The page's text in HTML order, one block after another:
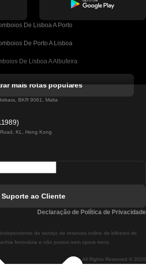
De Lisboa A Porto
De Porto A Lisboa
De Lisboa A Albufeira
De Lisboa A Lagos
De Lisboa A Madrid
De Lisboa A Braga
De Braga A Lisboa
mais rotas populares
BKR 9061, Malta
KL, Hong Kong
All Rights Reserved © 2026
de serviço de reservas online de bilhetes de
ferroviária e não possui nem opera trens.
Suporte ao Cliente
Declaração de Política de Privacidade